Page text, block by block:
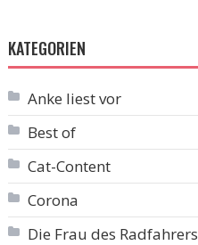
KATEGORIEN
Anke liest vor
Best of
Cat-Content
Corona
Die Frau des Radfahrers